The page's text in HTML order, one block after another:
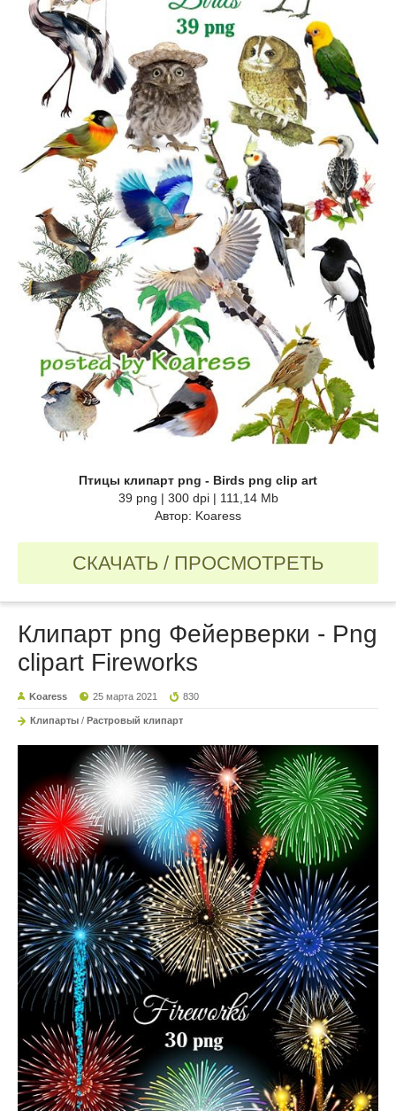
Птицы клипарт png - Birds png clip art
39 png | 300 dpi | 111,14 Mb
Автор: Koaress
СКАЧАТЬ / ПРОСМОТРЕТЬ
Клипарт png Фейерверки - Png
clipart Fireworks
Koaress 25 марта 2021 830
Клипарты / Растровый клипарт